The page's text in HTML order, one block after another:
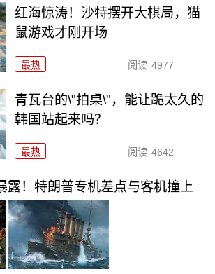
红海惊涛！沙特摆开大棋局，猫
鼠游戏才刚开场
最热 阅读 4977
青瓦台的\"拍桌\"，能让跪太久的
韩国站起来吗？
最热 阅读 4642
露！特朗普专机差点与客机撞上